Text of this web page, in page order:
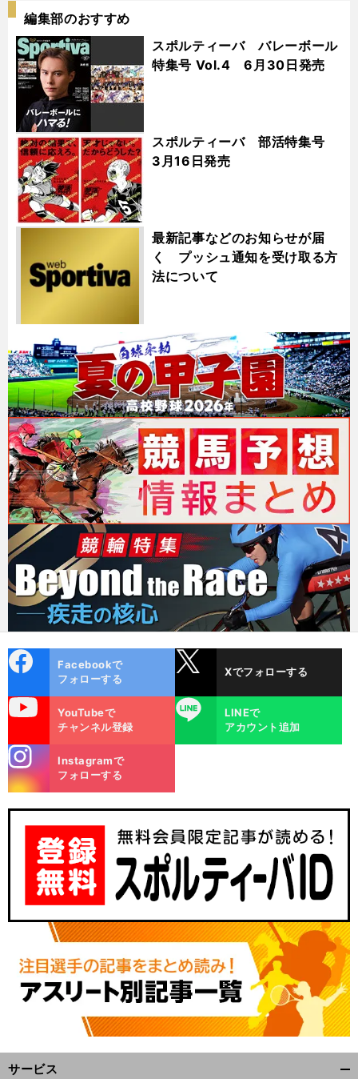
編集部のおすすめ
スポルティーバ バレーボール
特集号 Vol.4 6月30日発売
スポルティーバ 部活特集号
3月16日発売
最新記事などのお知らせが届
く プッシュ通知を受け取る方
法について
ok
Facebookで
フォローする
Xでフォローする
YouTubeで
チャンネル登録
LINE
LINEで
アカウント追加
m
Instagramで
フォローする
サービス